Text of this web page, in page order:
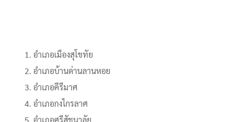
อำเภอเมืองสุโขทัย
อำเภอบ้านด่านลานหอย
อำเภอคีรีมาศ
อำเภอกงไกรลาศ
อำเภอศรีสัชนาลัย